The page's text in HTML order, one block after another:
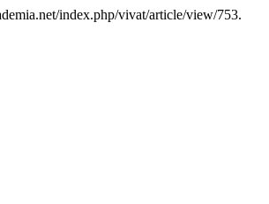
index.php/vivat/article/view/753.